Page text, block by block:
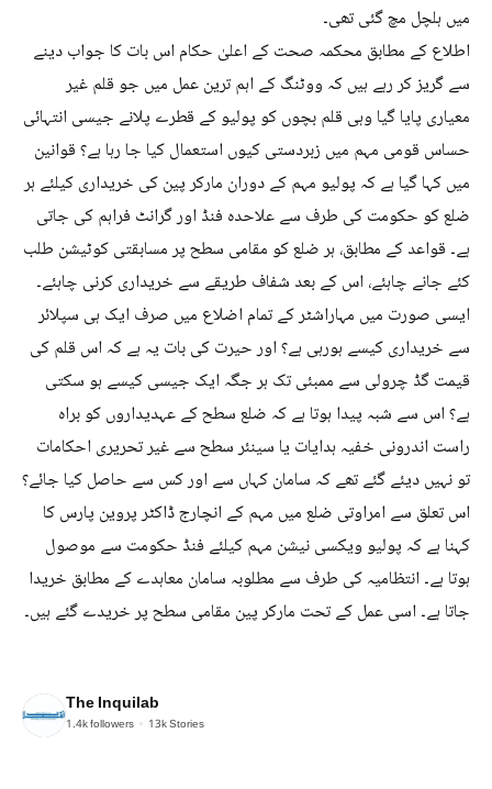
میں ہلچل مچ گئی تھی۔
اطلاع کے مطابق محکمہ صحت کے اعلیٰ حکام اس بات کا جواب دینے
سے گریز کر رہے ہیں کہ ووٹنگ کے اہم ترین عمل میں جو قلم غیر
معیاری پایا گیا وہی قلم بچوں کو پولیو کے قطرے پلانے جیسی انتہائی
حساس قومی مہم میں زبردستی کیوں استعمال کیا جا رہا ہے؟ قوانین
میں کہا گیا ہے کہ پولیو مہم کے دوران مارکر پین کی خریداری کیلئے ہر
ضلع کو حکومت کی طرف سے علاحدہ فنڈ اور گرانٹ فراہم کی جاتی
ہے۔ قواعد کے مطابق، ہر ضلع کو مقامی سطح پر مسابقتی کوٹیشن طلب
کئے جانے چاہئے، اس کے بعد شفاف طریقے سے خریداری کرنی چاہئے۔
ایسی صورت میں مہاراشٹر کے تمام اضلاع میں صرف ایک ہی سپلائر
سے خریداری کیسے ہورہی ہے؟ اور حیرت کی بات یہ ہے کہ اس قلم کی
قیمت گڈ چرولی سے ممبئی تک ہر جگہ ایک جیسی کیسے ہو سکتی
ہے؟ اس سے شبہ پیدا ہوتا ہے کہ ضلع سطح کے عہدیداروں کو براہ
راست اندرونی خفیہ ہدایات یا سینئر سطح سے غیر تحریری احکامات
تو نہیں دیئے گئے تھے کہ سامان کہاں سے اور کس سے حاصل کیا جائے؟
اس تعلق سے امراوتی ضلع میں مہم کے انچارج ڈاکٹر پروین پارس کا
کہنا ہے کہ پولیو ویکسی نیشن مہم کیلئے فنڈ حکومت سے موصول
ہوتا ہے۔ انتظامیہ کی طرف سے مطلوبہ سامان معاہدے کے مطابق خریدا
جاتا ہے۔ اسی عمل کے تحت مارکر پین مقامی سطح پر خریدے گئے ہیں۔
The Inquilab
1.4kfollowers 13kStories